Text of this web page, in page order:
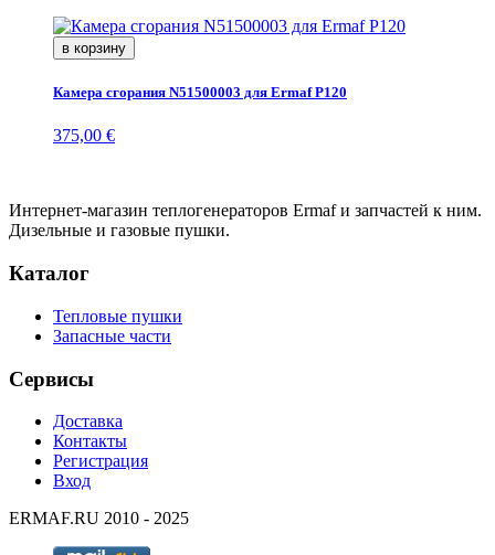
в корзину
Камера сгорания N51500003 для Ermaf P120
375,00 €
Интернет-магазин теплогенераторов Ermaf и запчастей к ним.
Дизельные и газовые пушки.
Каталог
Тепловые пушки
Запасные части
Сервисы
Доставка
Контакты
Регистрация
Вход
ERMAF.RU 2010 - 2025